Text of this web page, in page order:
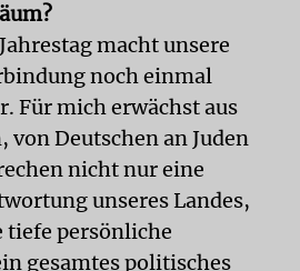
macht unsere
noch einmal
Für mich erwächst aus
von Deutschen an Juden
nicht nur eine
unseres Landes,
tiefe persönliche
gesamtes politisches